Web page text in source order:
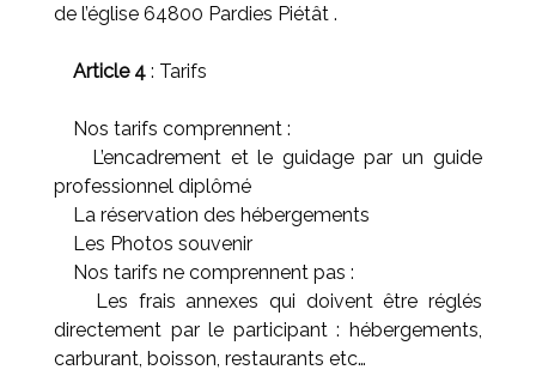
de l’église 64800 Pardies Piétât .
Article 4 : Tarifs
Nos tarifs comprennent :
L’encadrement et le guidage par un guide
professionnel diplômé
La réservation des hébergements
Les Photos souvenir
Nos tarifs ne comprennent pas :
Les frais annexes qui doivent être réglés
directement par le participant : hébergements,
carburant, boisson, restaurants etc…